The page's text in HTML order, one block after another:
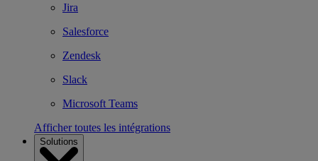
Jira
Salesforce
Zendesk
Slack
Microsoft Teams
Afficher toutes les intégrations
Solutions